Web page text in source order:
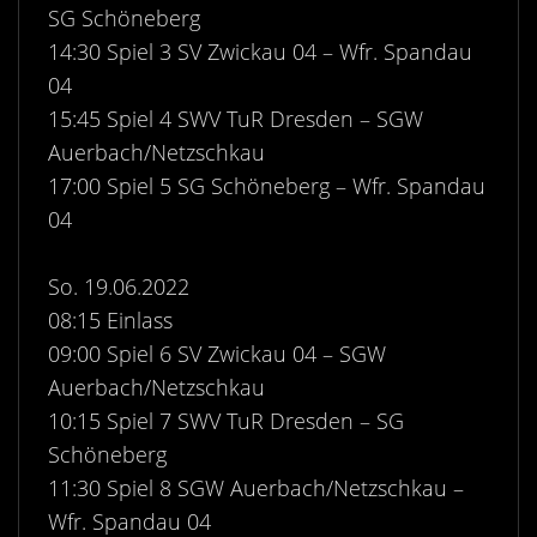
Videos
SG Schöneberg
14:30 Spiel 3 SV Zwickau 04 – Wfr. Spandau
04
15:45 Spiel 4 SWV TuR Dresden – SGW
Auerbach/Netzschkau
17:00 Spiel 5 SG Schöneberg – Wfr. Spandau
04
So. 19.06.2022
08:15 Einlass
09:00 Spiel 6 SV Zwickau 04 – SGW
Auerbach/Netzschkau
10:15 Spiel 7 SWV TuR Dresden – SG
Schöneberg
11:30 Spiel 8 SGW Auerbach/Netzschkau –
Wfr. Spandau 04